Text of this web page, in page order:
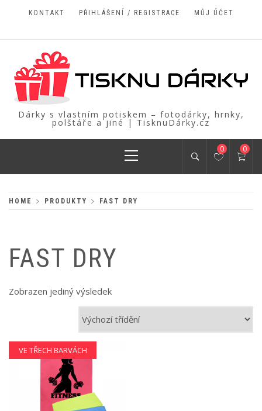
KONTAKT PŘIHLÁŠENÍ / REGISTRACE MŮJ ÚČET
Dárky s vlastním potiskem – fotodárky, hrnky,
polštáře a jiné | TisknuDárky.cz
Menu
0 0
HOME PRODUKTY FAST DRY
FAST DRY
Zobrazen jediný výsledek
VE TŘECH BARVÁCH